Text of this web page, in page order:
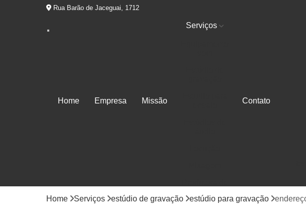
Rua Barão de Jaceguai, 1712
Home Empresa Missão
Serviços
Contato
Home Serviços estúdio de gravação estúdio para gravação